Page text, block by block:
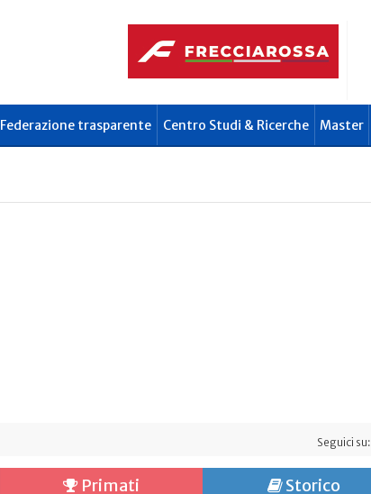
Federazione trasparente Centro Studi & Ricerche Master
Seguici su:
Primati Storico